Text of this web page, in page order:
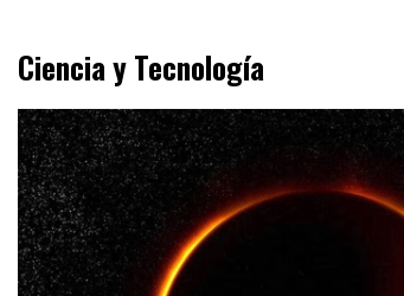
Ciencia y Tecnología